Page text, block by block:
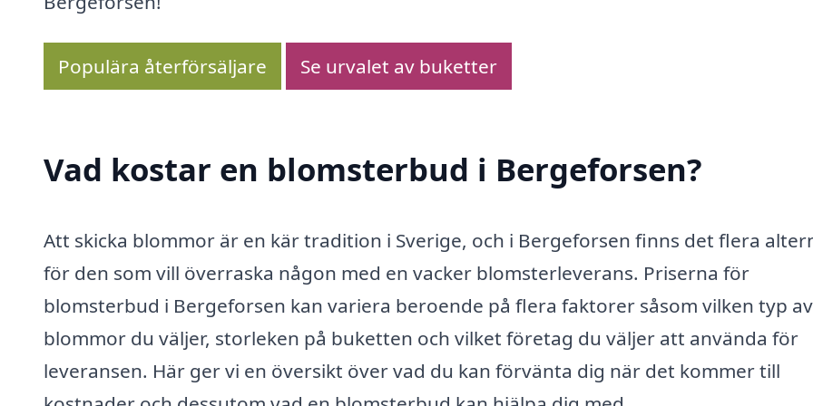
Populära återförsäljare Se urvalet av buketter
Vad kostar en blomsterbud i Bergeforsen?
Att skicka blommor är en kär tradition i Sverige, och i Bergeforsen finns det flera
för den som vill överraska någon med en vacker blomsterleverans. Priserna för
blomsterbud i Bergeforsen kan variera beroende på flera faktorer såsom vilken typ av
blommor du väljer, storleken på buketten och vilket företag du väljer att använda för
leveransen. Här ger vi en översikt över vad du kan förvänta dig när det kommer till